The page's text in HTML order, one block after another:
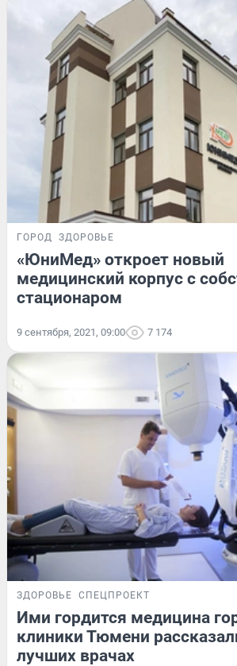
ГОРОД ЗДОРОВЬЕ
«ЮниМед» откроет новый
медицинский корпус с
стационаром
9 сентября, 2021, 09:00 7 174
ЗДОРОВЬЕ СПЕЦПРОЕКТ
Ими гордится медицина
клиники Тюмени
лучших врачах